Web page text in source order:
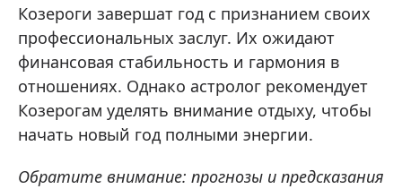
Козероги завершат год с признанием своих
профессиональных заслуг. Их ожидают
финансовая стабильность и гармония в
отношениях. Однако астролог рекомендует
Козерогам уделять внимание отдыху, чтобы
начать новый год полными энергии.
Обратите внимание: прогнозы и предсказания